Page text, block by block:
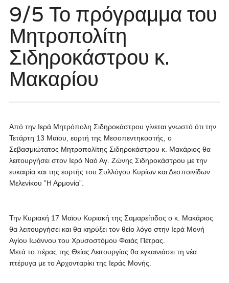
9/5 Το πρόγραμμα του
Μητροπολίτη
Σιδηροκάστρου κ.
Μακαρίου
Από την Ιερά Μητρόπολη Σιδηροκάστρου γίνεται γνωστό ότι την
Τετάρτη 13 Μαϊου, εορτή της Μεσοπεντηκοστής, ο
Σεβασμιώτατος Μητροπολίτης Σιδηροκάστρου κ. Μακάριος θα
λειτουργήσει στον Ιερό Ναό Αγ. Ζώνης Σιδηροκάστρου με την
ευκαιρία και της εορτής του Συλλόγου Κυρίων και Δεσποινίδων
Μελενίκου ”Η Αρμονία”.
Την Κυριακή 17 Μαϊου Κυριακή της Σαμαρείτιδος ο κ. Μακάριος
θα λειτουργήσει και θα κηρύξει τον θείο λόγο στην Ιερά Μονή
Αγίου Ιωάννου του Χρυσοστόμου Φαιάς Πέτρας.
Μετά το πέρας της Θείας Λειτουργίας θα εγκαινιάσει τη νέα
πτέρυγα με το Αρχονταρίκι της Ιεράς Μονής.